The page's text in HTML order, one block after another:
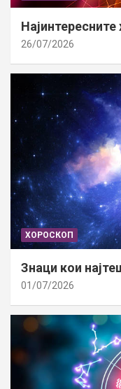
26/07/2026
ХОРОСКОП
Знаци кои
01/07/2026